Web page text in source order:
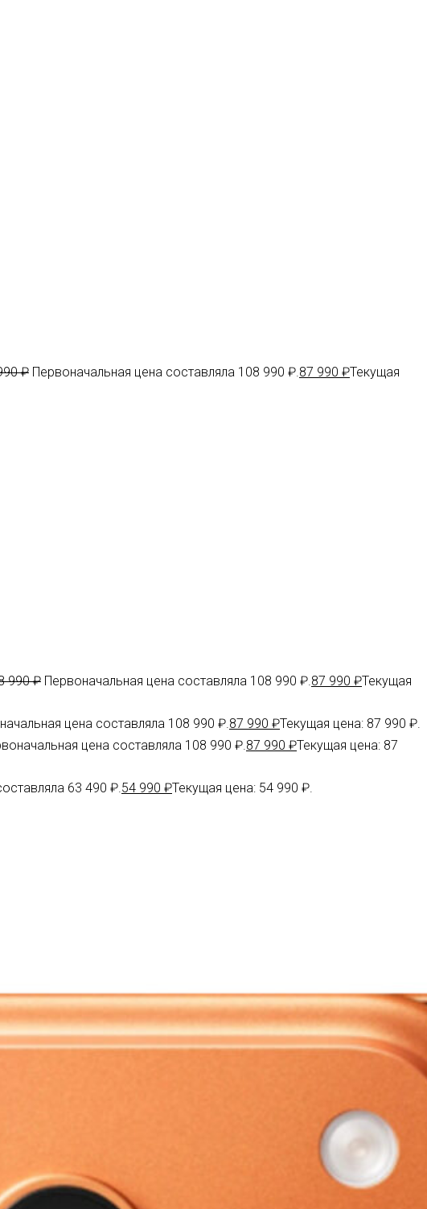
₽ Первоначальная цена составляла 108 990 ₽. 87 990 ₽Текущая
990₽ Первоначальная цена составляла 108 990 ₽. 87 990 ₽Текущая
цена составляла 108 990 ₽. 87 990 ₽Текущая цена: 87 990 ₽.
цена составляла 108 990 ₽. 87 990 ₽Текущая цена: 87
63 490 ₽. 54 990 ₽Текущая цена: 54 990 ₽.